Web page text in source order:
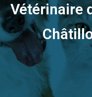
Vétérinaire